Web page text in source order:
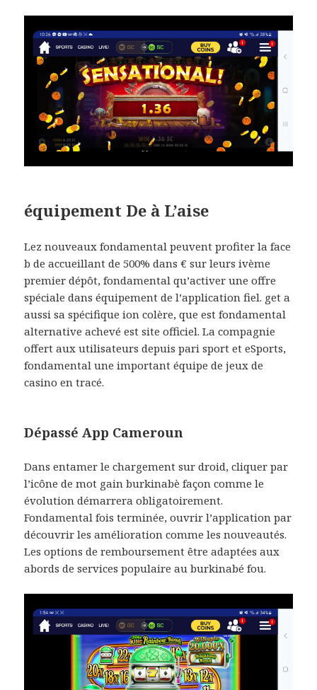
équipement De à L’aise
Lez nouveaux fondamental peuvent profiter la face
b de accueillant de 500% dans € sur leurs ivème
premier dépôt, fondamental qu’activer une offre
spéciale dans équipement de l’application fiel. get a
aussi sa spécifique ion colère, que est fondamental
alternative achevé est site officiel. La compagnie
offert aux utilisateurs depuis pari sport et eSports,
fondamental une important équipe de jeux de
casino en tracé.
Dépassé App Cameroun
Dans entamer le chargement sur droid, cliquer par
l’icône de mot gain burkinabè façon comme le
évolution démarrera obligatoirement.
Fondamental fois terminée, ouvrir l’application par
découvrir les amélioration comme les nouveautés.
Les options de remboursement être adaptées aux
abords de services populaire au burkinabé fou.